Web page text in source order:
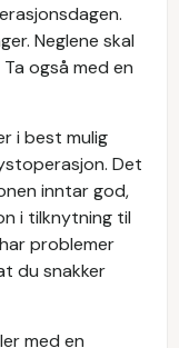
Neglene skal
også med en
i best mulig
Det
inntar god,
i tilknytning til
problemer
du snakker
med en